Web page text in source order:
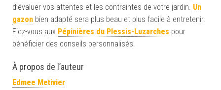
d’évaluer vos attentes et les contraintes de votre jardin. Un
gazon bien adapté sera plus beau et plus facile à entretenir.
Fiez-vous aux Pépinières du Plessis-Luzarches pour
bénéficier des conseils personnalisés.
À propos de l’auteur
Edmee Metivier